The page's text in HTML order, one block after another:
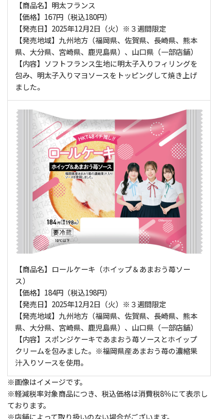
【商品名】明太フランス
【価格】167円（税込180円）
【発売日】2025年12月2日（火）※３週間限定
【発売地域】九州地方（福岡県、佐賀県、長崎県、熊本
県、大分県、宮崎県、鹿児島県）、山口県（一部店舗）
【内容】ソフトフランス生地に明太子入りフィリングを
包み、明太子入りマヨソースをトッピングして焼き上げ
ました。
【商品名】ロールケーキ（ホイップ＆あまおう苺ソー
ス）
【価格】184円（税込198円）
【発売日】2025年12月2日（火）※３週間限定
【発売地域】九州地方（福岡県、佐賀県、長崎県、熊本
県、大分県、宮崎県、鹿児島県）、山口県（一部店舗）
【内容】スポンジケーキであまおう苺ソースとホイップ
クリームを包みました。※福岡県産あまおう苺の濃縮果
汁入りソースを使用。
※画像はイメージです。
※軽減税率対象商品につき、税込価格は消費税8％にて表示し
ております。
※店舗によって取り扱いのない場合がございます。